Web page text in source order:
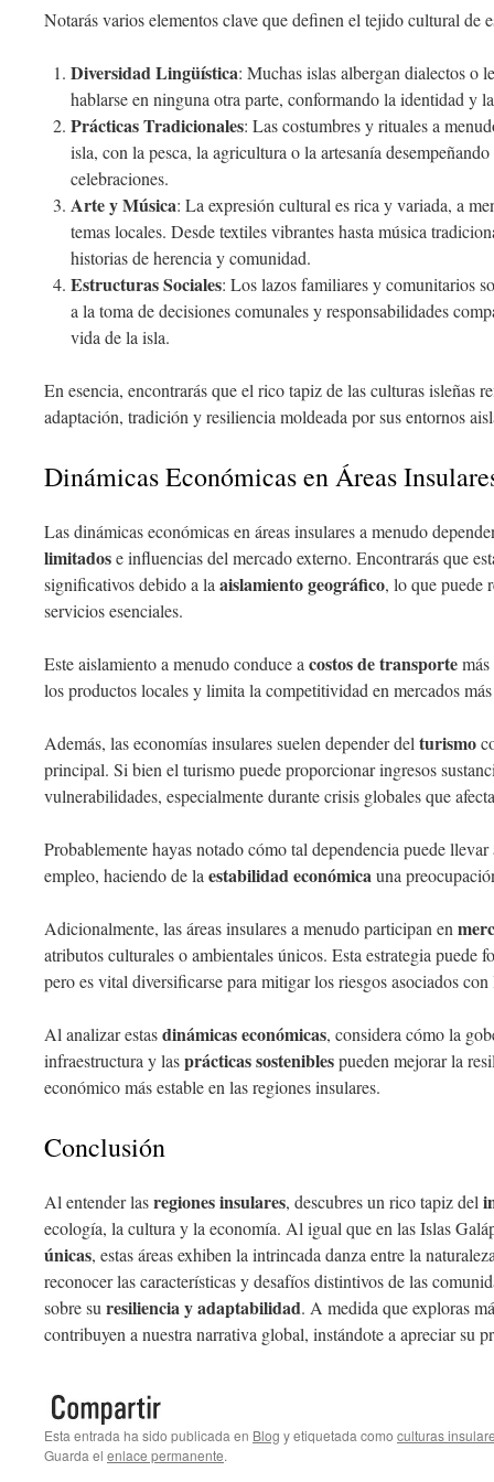
Notarás varios elementos clave que definen el tejido cultural de
Diversidad Lingüística: Muchas islas albergan dialectos o
hablarse en ninguna otra parte, conformando la identidad y
Prácticas Tradicionales: Las costumbres y rituales a
isla, con la pesca, la agricultura o la artesanía
celebraciones.
Arte y Música: La expresión cultural es rica y variada, a
temas locales. Desde textiles vibrantes hasta música
historias de herencia y comunidad.
Estructuras Sociales: Los lazos familiares y comunitarios
a la toma de decisiones comunales y responsabilidades
vida de la isla.
En esencia, encontrarás que el rico tapiz de las culturas isleñas
adaptación, tradición y resiliencia moldeada por sus entornos
Dinámicas Económicas en Áreas
Las dinámicas económicas en áreas insulares a menudo
limitadose influencias del mercado externo. Encontrarás que
significativos debido a la aislamiento geográfico, lo que puede
servicios esenciales.
Este aislamiento a menudo conduce a costos de transporte
los productos locales y limita la competitividad en mercados
Además, las economías insulares suelen depender del turismo
principal. Si bien el turismo puede proporcionar ingresos
vulnerabilidades, especialmente durante crisis globales que
Probablemente hayas notado cómo tal dependencia puede
empleo, haciendo de la estabilidad económicauna
Adicionalmente, las áreas insulares a menudo participan en
atributos culturales o ambientales únicos. Esta estrategia puede
pero es vital diversificarse para mitigar los riesgos asociados
Al analizar estasdinámicas económicas, considera cómo la
infraestructura y lasprácticas sosteniblespueden mejorar la
económico más estable en las regiones insulares.
Conclusión
Al entender lasregiones insulares, descubres un rico tapiz del
ecología, la cultura y la economía. Al igual que en las Islas
únicas, estas áreas exhiben la intrincada danza entre la
reconocer las características y desafíos distintivos de las
sobre su resiliencia y adaptabilidad. A medida que exploras
contribuyen a nuestra narrativa global, instándote a apreciar su
Esta entrada ha sido publicada en Blog y etiquetada como culturas
Guarda el enlace permanente.